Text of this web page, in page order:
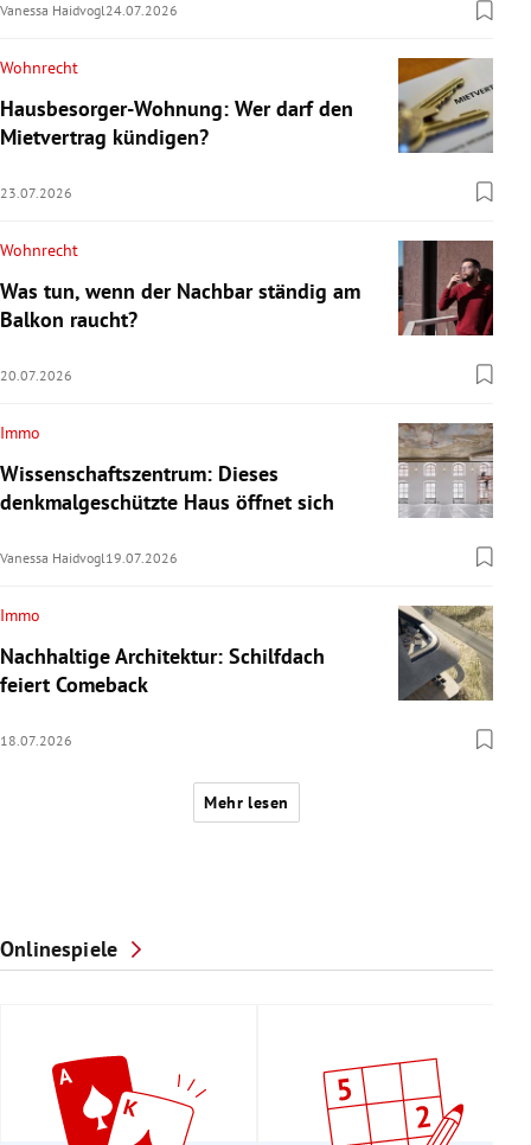
Vanessa Haidvogl24.07.2026
Wohnrecht
Hausbesorger-Wohnung: Wer darf den
Mietvertrag kündigen?
23.07.2026
Wohnrecht
Was tun, wenn der Nachbar ständig am
Balkon raucht?
20.07.2026
Immo
Wissenschaftszentrum: Dieses
denkmalgeschützte Haus öffnet sich
Vanessa Haidvogl 19.07.2026
Immo
Nachhaltige Architektur: Schilfdach
feiert Comeback
18.07.2026
Mehr lesen
Onlinespiele